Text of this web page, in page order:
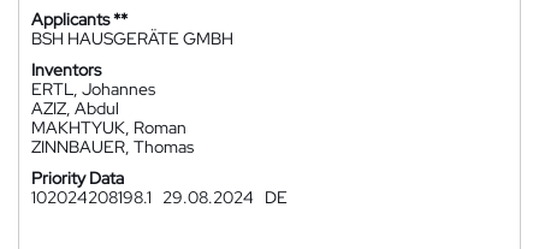
Applicants **
BSH HAUSGERÄTE GMBH
Inventors
ERTL, Johannes
AZIZ, Abdul
MAKHTYUK, Roman
ZINNBAUER, Thomas
Priority Data
102024208198.1
29.08.2024 DE